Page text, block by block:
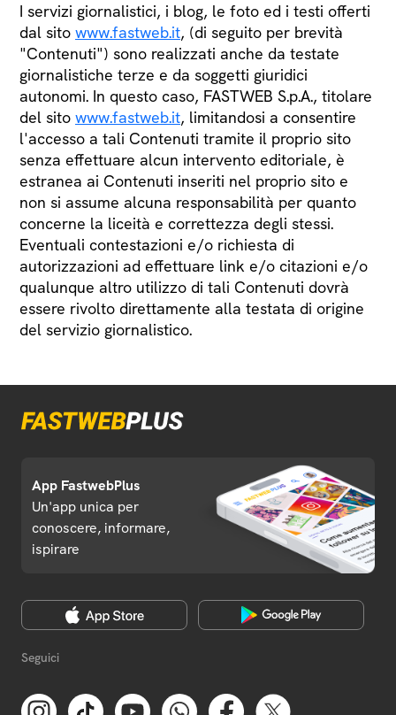
I servizi giornalistici, i blog, le foto ed i testi offerti
dal sito www.fastweb.it, (di seguito per brevità
"Contenuti") sono realizzati anche da testate
giornalistiche terze e da soggetti giuridici
autonomi. In questo caso, FASTWEB S.p.A., titolare
del sito www.fastweb.it, limitandosi a consentire
l'accesso a tali Contenuti tramite il proprio sito
senza effettuare alcun intervento editoriale, è
estranea ai Contenuti inseriti nel proprio sito e
non si assume alcuna responsabilità per quanto
concerne la liceità e correttezza degli stessi.
Eventuali contestazioni e/o richiesta di
autorizzazioni ad effettuare link e/o citazioni e/o
qualunque altro utilizzo di tali Contenuti dovrà
essere rivolto direttamente alla testata di origine
del servizio giornalistico.
App FastwebPlus
Un'app unica per
conoscere, informare,
ispirare
Seguici